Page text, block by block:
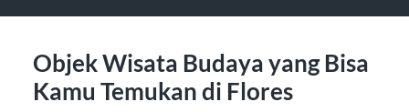
Objek Wisata Budaya yang Bisa
Kamu Temukan di Flores